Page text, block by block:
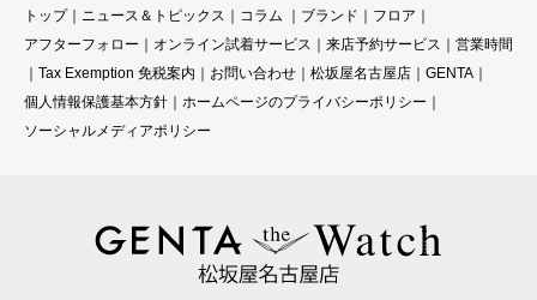
トップ｜ ニュース＆トピックス ｜ コラム ｜ ブランド ｜ フロア ｜
アフターフォロー ｜ オンライン試着サービス ｜ 来店予約サービス ｜ 営業時間
｜ Tax Exemption 免税案内 ｜ お問い合わせ ｜ 松坂屋名古屋店 ｜ GENTA ｜
個人情報保護基本方針 ｜ ホームページのプライバシーポリシー ｜
ソーシャルメディアポリシー